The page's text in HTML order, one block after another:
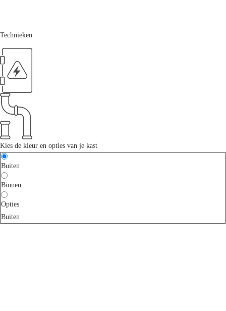
Technieken
Kies de kleur en opties van je kast
Buiten
Binnen
Opties
Buiten